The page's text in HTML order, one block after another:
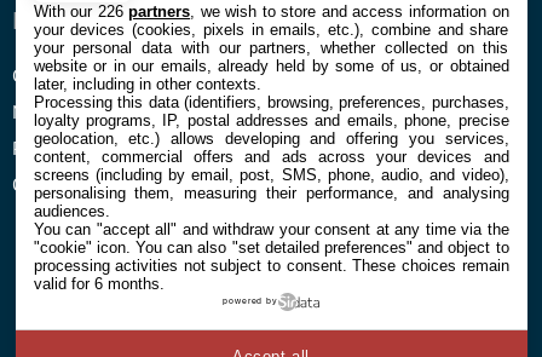
ENTREPRISE
Confidentialité et Cookies
Mentions légales et CGU
Préférences Cookies
Qui sommes nous
À PROPOS
Contact
With our 226partners , we wish to store and access information on
your devices (cookies, pixels in emails, etc.), combine and share
your personal data with our partners, whether collected on this
website or in our emails, already held by some of us, or obtained
later, including in other contexts.
Processing this data (identifiers, browsing, preferences, purchases,
loyalty programs, IP, postal addresses and emails, phone, precise
geolocation, etc.) allows developing and offering you services,
content, commercial offers and ads across your devices and
screens (including by email, post, SMS, phone, audio, and video),
personalising them, measuring their performance, and analysing
audiences.
You can "accept all" and withdraw your consent at any time via the
"cookie" icon. You can also "set detailed preferences" and object to
processing activities not subject to consent. These choices remain
valid for 6 months.
powered by